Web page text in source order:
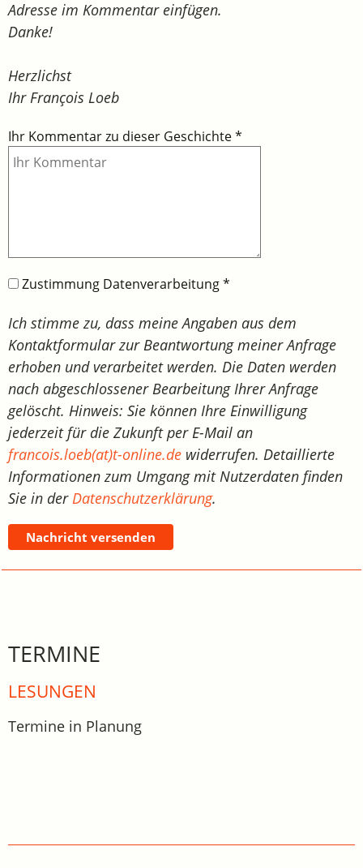
Adresse im Kommentar einfügen.
Danke!
Herzlichst
Ihr François Loeb
Ihr Kommentar zu dieser Geschichte*
Zustimmung Datenverarbeitung*
Ich stimme zu, dass meine Angaben aus dem
Kontaktformular zur Beantwortung meiner Anfrage
erhoben und verarbeitet werden. Die Daten werden
nach abgeschlossener Bearbeitung Ihrer Anfrage
gelöscht. Hinweis: Sie können Ihre Einwilligung
jederzeit für die Zukunft per E-Mail an
francois.loeb(at)t-online.de widerrufen. Detaillierte
Informationen zum Umgang mit Nutzerdaten finden
Sie in derDatenschutzerklärung.
Nachricht versenden
TERMINE
LESUNGEN
Termine in Planung